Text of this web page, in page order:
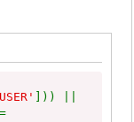
])) ||